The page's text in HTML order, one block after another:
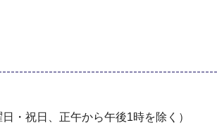
・祝⽇、正午から午後1時を除く）